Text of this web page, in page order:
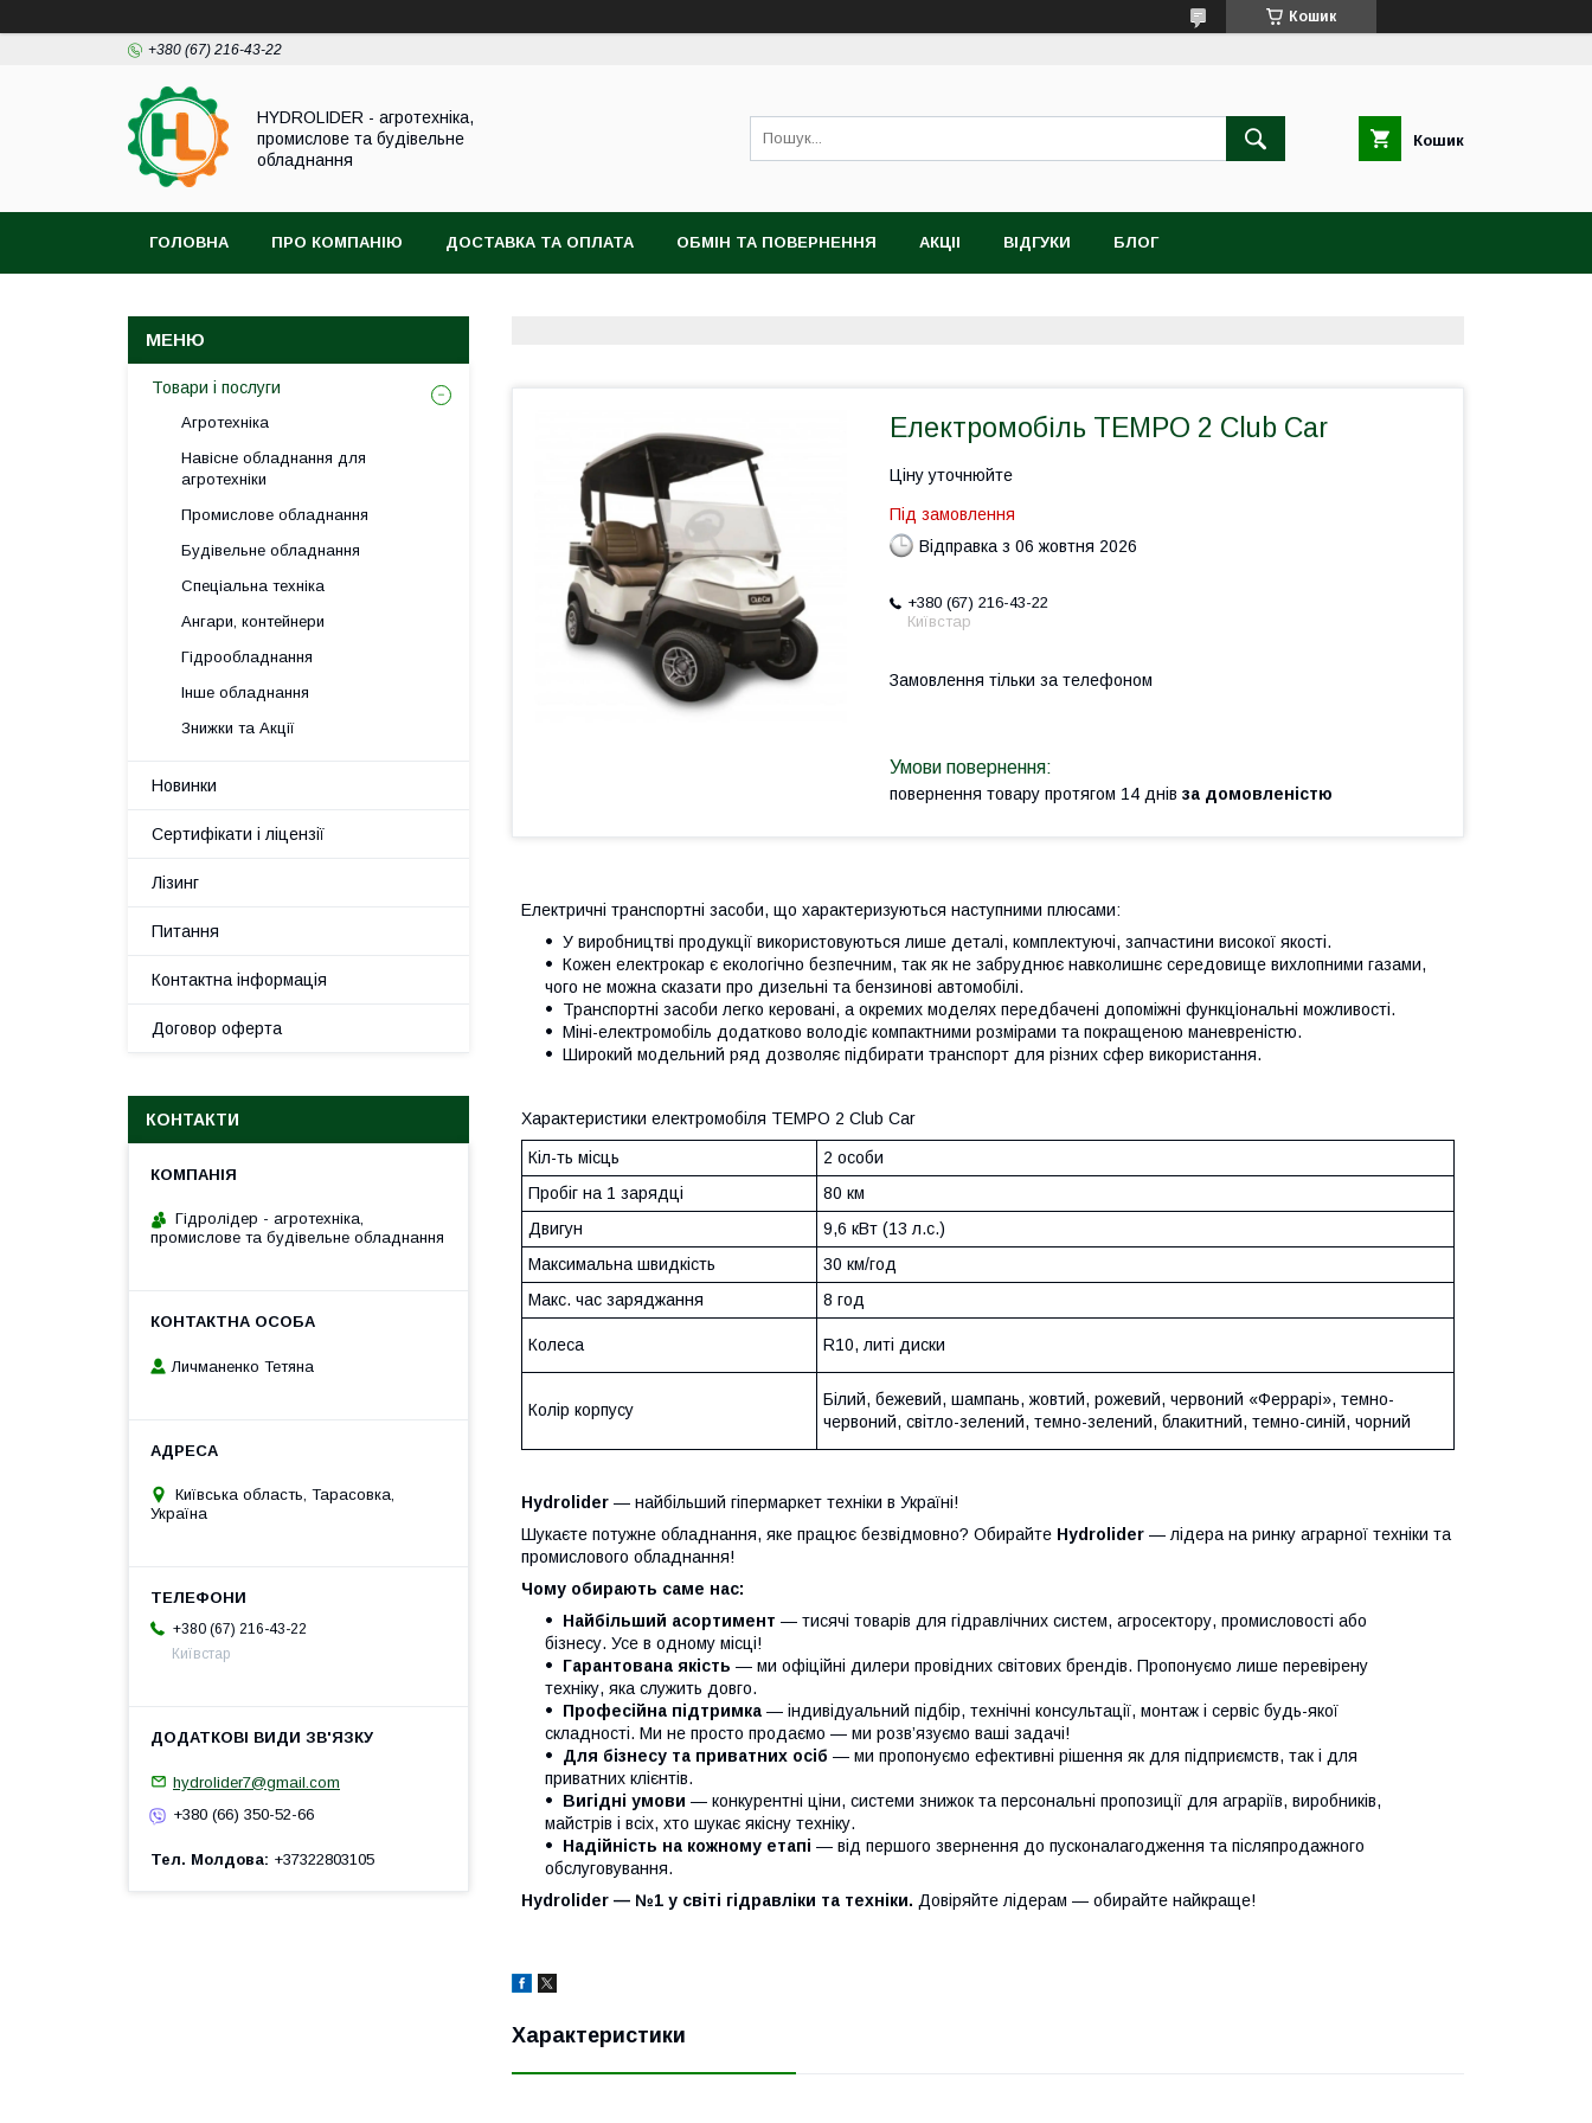
Кошик
+380 (67) 216-43-22
HYDROLIDER - агротехніка,
промислове та будівельне
обладнання
Кошик
ГОЛОВНА ПРО КОМПАНІЮ ДОСТАВКА ТА ОПЛАТА ОБМІН ТА ПОВЕРНЕННЯ АКЦІІ ВІДГУКИ БЛОГ
Електромобіль TEMPO 2 Club Car
Ціну уточнюйте
Під замовлення
Відправка з 06 жовтня 2026
+380 (67) 216-43-22
Київстар
Замовлення тільки за телефоном
повернення товару протягом 14 днів за домовленістю
Електричні транспортні засоби, що характеризуються наступними плюсами:
У виробництві продукції використовуються лише деталі, комплектуючі, запчастини високої якості.
Кожен електрокар є екологічно безпечним, так як не забруднює навколишнє середовище вихлопними газами,
чого не можна сказати про дизельні та бензинові автомобілі.
Транспортні засоби легко керовані, а окремих моделях передбачені допоміжні функціональні можливості.
Міні-електромобіль додатково володіє компактними розмірами та покращеною маневреністю.
Широкий модельний ряд дозволяє підбирати транспорт для різних сфер використання.
Характеристики електромобіля TEMPO 2 Club Car
Кіл-ть місць
2 особи
Пробіг на 1 зарядці
80 км
Двигун
9,6 кВт (13 л.с.)
Максимальна швидкість
30 км/год
Макс. час заряджання
8 год
Колеса R10, литі диски
Колір корпусу
Білий, бежевий, шампань, жовтий, рожевий, червоний «Феррарі», темно-
червоний, світло-зелений, темно-зелений, блакитний, темно-синій, чорний
Hydrolider — найбільший гіпермаркет техніки в Україні!
Шукаєте потужне обладнання, яке працює безвідмовно? Обирайте Hydrolider — лідера на ринку аграрної техніки та
промислового обладнання!
Чому обирають саме нас:
Найбільший асортимент — тисячі товарів для гідравлічних систем, агросектору, промисловості або
бізнесу. Усе в одному місці!
Гарантована якість — ми офіційні дилери провідних світових брендів. Пропонуємо лише перевірену
техніку, яка служить довго.
Професійна підтримка — індивідуальний підбір, технічні консультації, монтаж і сервіс будь-якої
складності. Ми не просто продаємо — ми розв’язуємо ваші задачі!
Для бізнесу та приватних осіб — ми пропонуємо ефективні рішення як для підприємств, так і для
приватних клієнтів.
Вигідні умови — конкурентні ціни, системи знижок та персональні пропозиції для аграріїв, виробників,
майстрів і всіх, хто шукає якісну техніку.
Надійність на кожному етапі — від першого звернення до пусконалагодження та післяпродажного
обслуговування.
Hydrolider — №1 у світі гідравліки та техніки. Довіряйте лідерам — обирайте найкраще!
Характеристики
Товари і послуги
Агротехніка
Навісне обладнання для
агротехніки
Промислове обладнання
Будівельне обладнання
Спеціальна техніка
Ангари, контейнери
Гідрообладнання
Інше обладнання
Знижки та Акції
Новинки
Сертифікати і ліцензії
Лізинг
Питання
Контактна інформація
Договор оферта
КОНТАКТИ
Гідролідер - агротехніка,
промислове та будівельне обладнання
Личманенко Тетяна
Київська область, Тарасовка,
Україна
+380 (67) 216-43-22
Київстар
hydrolider7@gmail.com
+380 (66) 350-52-66
Тел. Молдова +37322803105